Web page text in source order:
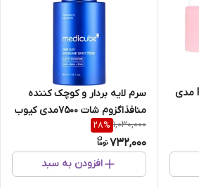
کرم کپسول کلاژن و PDRN مدی
سرم لایه بردار و کوچک کننده
منافذاگزوم شات 7500مدی کیوب
حجم 30 میل
1,030,000
28%
732,000
افزودن به سبد